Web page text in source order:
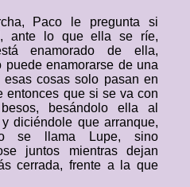
Paco le pregunta si
ante lo que ella se ríe,
enamorado de ella,
enamorarse de una
cosas solo pasan en
entonces que si se va con
besándolo ella al
diciéndole que arranque,
se llama Lupe, sino
juntos mientras dejan
cerrada, frente a la que